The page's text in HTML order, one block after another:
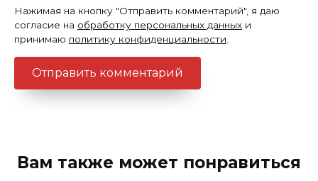
Нажимая на кнопку "Отправить комментарий", я даю
согласие на обработку персональных данных и
принимаю политику конфиденциальности.
Вам также может понравиться